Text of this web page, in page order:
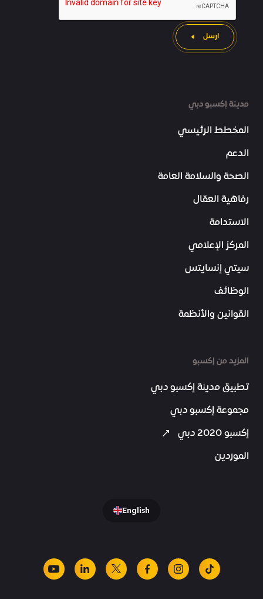
مدينة إكسبو دبي
المخطط الرئيسي
الدعم
الصحة والسلامة العامة
رفاهية العمّال
الاستدامة
المركز الإعلامي
سيتي إنسايتس
الوظائف
القوانين والأنظمة
المزيد من إكسبو
تطبيق مدينة إكسبو دبي
مجموعة إكسبو دبي
إكسبو 2020 دبي
الموردين
ارسل
English
tiktok
instagram
facebook
x
linkedin
youtube